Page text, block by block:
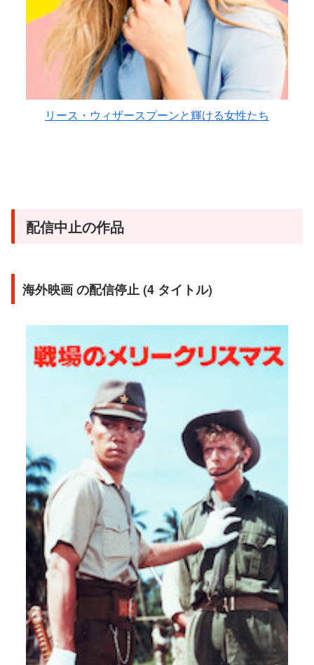
リース・ウィザースプーンと輝ける女性たち
配信中止の作品
海外映画 の配信停止 (4 タイトル)